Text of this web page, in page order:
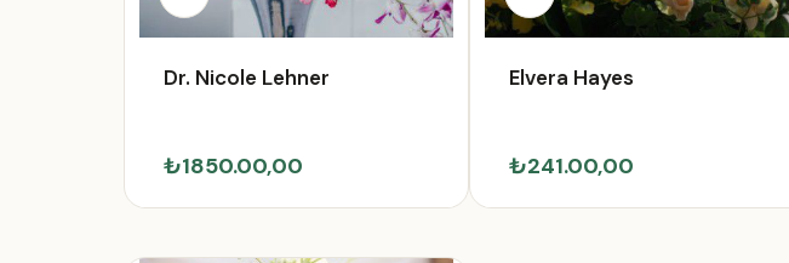
Dr. Nicole Lehner
₺1850.00,00
Elvera Hayes
₺241.00,00